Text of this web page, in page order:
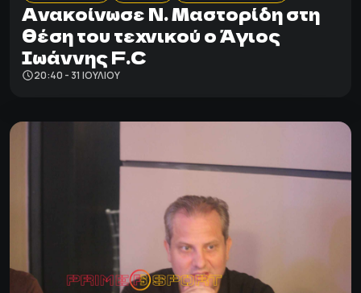
Ανακοίνωσε Ν. Μαστορίδη στη
θέση του τεχνικού ο Άγιος
Ιωάννης F.C
20:40 - 31 ΙΟΥΛΊΟΥ